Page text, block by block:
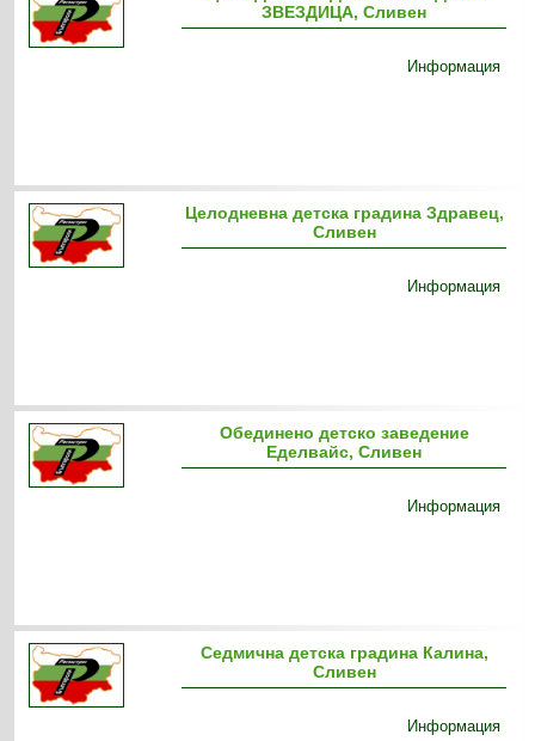
ЗВЕЗДИЦА, Сливен
Информация
Целодневна детска градина Здравец,
Сливен
Информация
Обединено детско заведение
Еделвайс, Сливен
Информация
Седмична детска градина Калина,
Сливен
Информация